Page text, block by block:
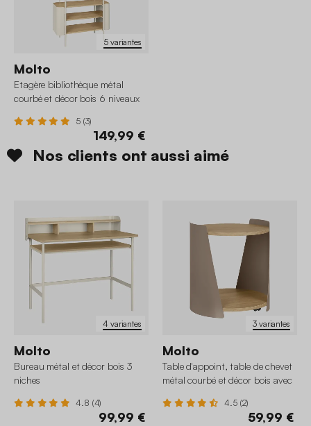
5 variantes
Molto
Etagère bibliothèque métal
courbé et décor bois 6 niveaux
5 (3)
149,99 €
Nos clients ont aussi aimé
4 variantes
Molto
Bureau métal et décor bois 3
niches
4.8 (4)
99,99 €
3 variantes
Molto
Table d'appoint, table de chevet
métal courbé et décor bois avec
4.5 (2)
59,99 €